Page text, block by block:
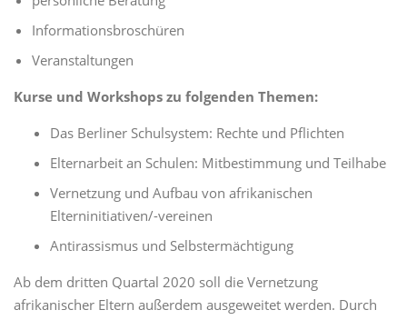
Informationsbroschüren
Veranstaltungen
Kurse und Workshops zu folgenden Themen:
Das Berliner Schulsystem: Rechte und Pflichten
Elternarbeit an Schulen: Mitbestimmung und Teilhabe
Vernetzung und Aufbau von afrikanischen
Elterninitiativen/-vereinen
Antirassismus und Selbstermächtigung
Ab dem dritten Quartal 2020 soll die Vernetzung
afrikanischer Eltern außerdem ausgeweitet werden. Durch